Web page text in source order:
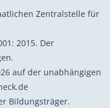
Zentralstelle für
2015. Der
auf der unabhängigen
Bildungsträger.